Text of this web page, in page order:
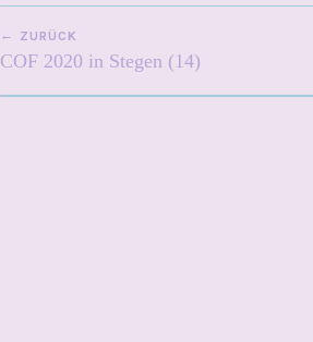
ZURÜCK
COF 2020 in Stegen (14)